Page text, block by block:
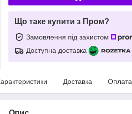
Що таке купити з Пром?
Замовлення під захистом
Доступна доставка
Доставка Оплата